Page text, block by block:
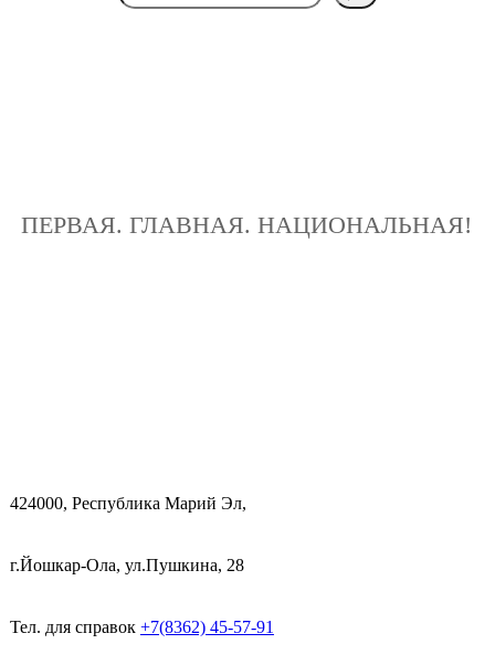
ПЕРВАЯ. ГЛАВНАЯ. НАЦИОНАЛЬНАЯ!
424000, Республика Марий Эл,
г.Йошкар-Ола, ул.Пушкина, 28
Тел. для справок +7(8362) 45-57-91